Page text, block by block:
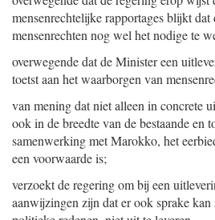
mensenrechtelijke rapportages blijkt
mensenrechten nog wel het nodige te
overwegende dat de Minister een
toetst aan het waarborgen van
van mening dat niet alleen in concrete
ook in de breedte van de bestaande en
samenwerking met Marokko, het
een voorwaarde is;
verzoekt de regering om bij een
aanwijzingen zijn dat er ook sprake